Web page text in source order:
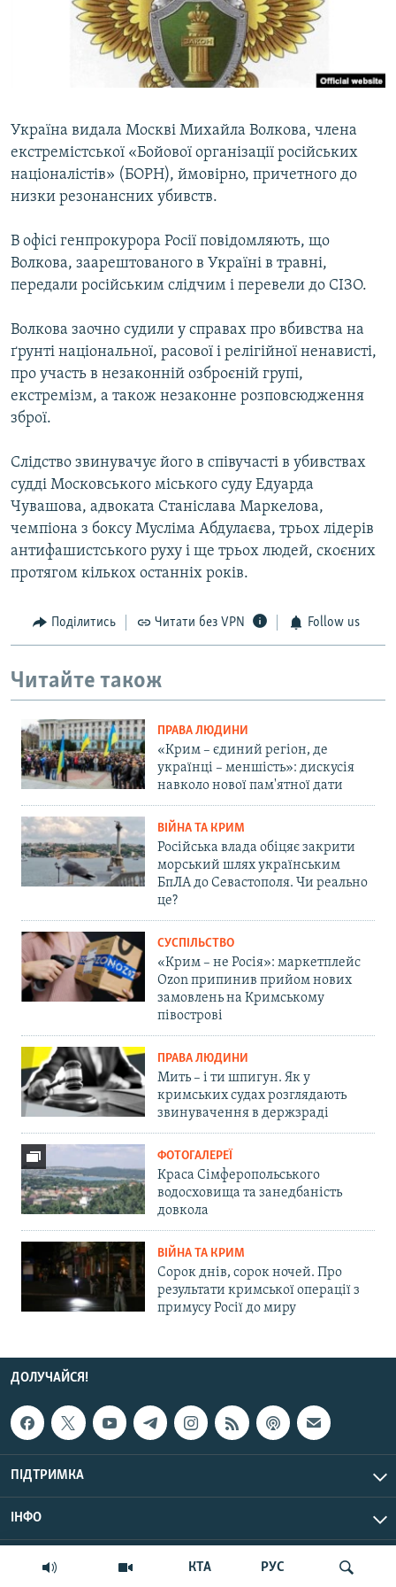
ВІДЕОУРОКИ «ELIFBE»
СВІДЧЕННЯ ОКУПАЦІЇ
УКРАЇНСЬКА ПРОБЛЕМА КРИМУ
Усі сайти RFE/RL
КТА РУС
Україна видала Москві Михайла Волкова, члена
екстремістської «Бойової організації російських
націоналістів» (БОРН), ймовірно, причетного до
низки резонансних убивств.
В офісі генпрокурора Росії повідомляють, що
Волкова, заарештованого в Україні в травні,
передали російським слідчим і перевели до СІЗО.
Волкова заочно судили у справах про вбивства на
ґрунті національної, расової і релігійної ненависті,
про участь в незаконній озброєній групі,
екстремізм, а також незаконне розповсюдження
зброї.
Слідство звинувачує його в співучасті в убивствах
судді Московського міського суду Едуарда
Чувашова, адвоката Станіслава Маркелова,
чемпіона з боксу Мусліма Абдулаєва, трьох лідерів
антифашистського руху і ще трьох людей, скоєних
протягом кількох останніх років.
Поділитись Читати без VPN Follow us
Читайте також
ПРАВА ЛЮДИНИ
«Крим – єдиний регіон, де
українці – меншість»: дискусія
навколо нової пам'ятної дати
ВІЙНА ТА КРИМ
Російська влада обіцяє закрити
морський шлях українським
БпЛА до Севастополя. Чи реально
це?
СУСПІЛЬСТВО
«Крим – не Росія»: маркетплейс
Ozon припинив прийом нових
замовлень на Кримському
півострові
ПРАВА ЛЮДИНИ
Мить – і ти шпигун. Як у
кримських судах розглядають
звинувачення в держзраді
ФОТОГАЛЕРЕЇ
Краса Сімферопольського
водосховища та занедбаність
довкола
ВІЙНА ТА КРИМ
Сорок днів, сорок ночей. Про
результати кримської операції з
примусу Росії до миру
ДОЛУЧАЙСЯ!
ПІДТРИМКА
ІНФО
© Крим.Реалії, 2026 | Усі права застережено.